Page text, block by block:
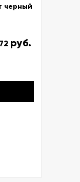
черный
руб.